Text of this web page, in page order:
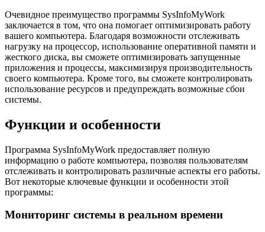
Очевидное преимущество программы SysInfoMyWork
заключается в том, что она помогает оптимизировать работу
вашего компьютера. Благодаря возможности отслеживать
нагрузку на процессор, использование оперативной памяти и
жесткого диска, вы сможете оптимизировать запущенные
приложения и процессы, максимизируя производительность
своего компьютера. Кроме того, вы сможете контролировать
использование ресурсов и предупреждать возможные сбои
системы.
Функции и особенности
Программа SysInfoMyWork предоставляет полную
информацию о работе компьютера, позволяя пользователям
отслеживать и контролировать различные аспекты его работы.
Вот некоторые ключевые функции и особенности этой
программы:
Мониторинг системы в реальном времени